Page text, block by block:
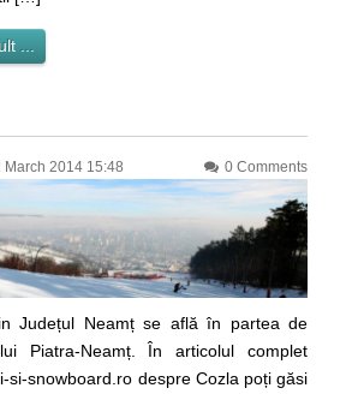
...
March 2014 15:48 0 Comments
Județul Neamț se află în partea de
Piatra-Neamț. În articolul complet
si-snowboard.ro despre Cozla poți găsi